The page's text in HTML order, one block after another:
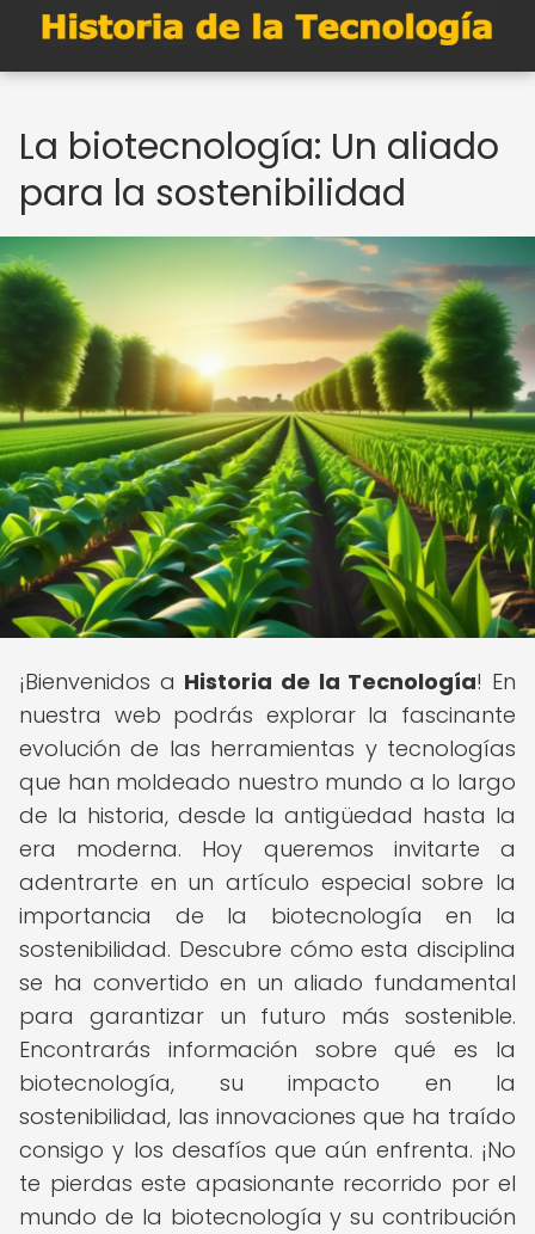
La biotecnología: Un aliado
para la sostenibilidad
¡Bienvenidos a Historia de la Tecnología! En
nuestra web podrás explorar la fascinante
evolución de las herramientas y tecnologías
que han moldeado nuestro mundo a lo largo
de la historia, desde la antigüedad hasta la
era moderna. Hoy queremos invitarte a
adentrarte en un artículo especial sobre la
importancia de la biotecnología en la
sostenibilidad. Descubre cómo esta disciplina
se ha convertido en un aliado fundamental
para garantizar un futuro más sostenible.
Encontrarás información sobre qué es la
biotecnología, su impacto en la
sostenibilidad, las innovaciones que ha traído
consigo y los desafíos que aún enfrenta. ¡No
te pierdas este apasionante recorrido por el
mundo de la biotecnología y su contribución